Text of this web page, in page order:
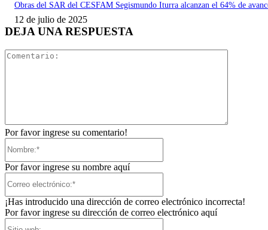
Obras del SAR del CESFAM Segismundo Iturra alcanzan el 64% de
12 de julio de 2025
DEJA UNA RESPUESTA
Por favor ingrese su comentario!
Por favor ingrese su nombre aquí
¡Has introducido una dirección de correo electrónico incorrecta!
Por favor ingrese su dirección de correo electrónico aquí